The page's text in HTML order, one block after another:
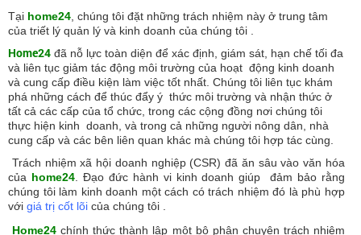
Tại home24 , chúng tôi đặt những trách nhiệm này ở trung tâm
của triết lý quản lý và kinh doanh của chúng tôi .
Home24 đã nỗ lực toàn diện để xác định, giám sát, hạn chế tối đa
và liên tục giảm tác động môi trường của hoạt động kinh doanh
và cung cấp điều kiện làm việc tốt nhất. Chúng tôi liên tục khám
phá những cách để thúc đẩy ý thức môi trường và nhận thức ở
tất cả các cấp của tổ chức, trong các cộng đồng nơi chúng tôi
thực hiện kinh doanh, và trong cả những người nông dân, nhà
cung cấp và các bên liên quan khác mà chúng tôi hợp tác cùng.
Trách nhiệm xã hội doanh nghiệp (CSR) đã ăn sâu vào văn hóa
của home24. Đạo đức hành vi kinh doanh giúp đảm bảo rằng
chúng tôi làm kinh doanh một cách có trách nhiệm đó là phù hợp
với giá trị cốt lõi của chúng tôi .
Home24 chính thức thành lập một bộ phận chuyên trách nhiệm